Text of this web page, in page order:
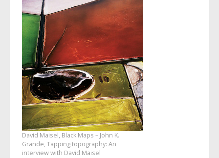
David Maisel, Black Maps – John K.
Grande, Tapping topography: An
interview with David Maisel